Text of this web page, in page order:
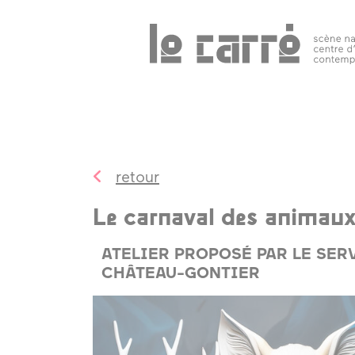
contemporain
autres rendez-
vous
temps forts
retour
Le carnaval des animaux
ATELIER PROPOSÉ PAR LE
CHÂTEAU-GONTIER